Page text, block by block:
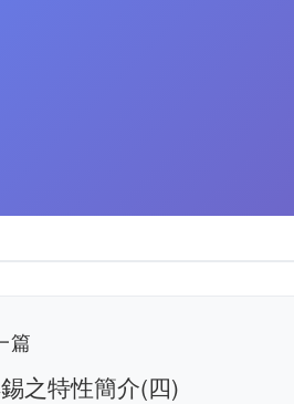
篇
之特性簡介(四)